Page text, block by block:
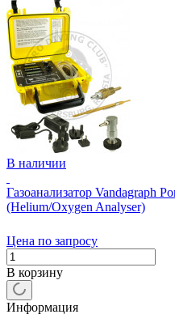
В наличии
Газоанализатор Vandagraph
(Helium/Oxygen Analyser)
Цена по запросу
В корзину
Информация